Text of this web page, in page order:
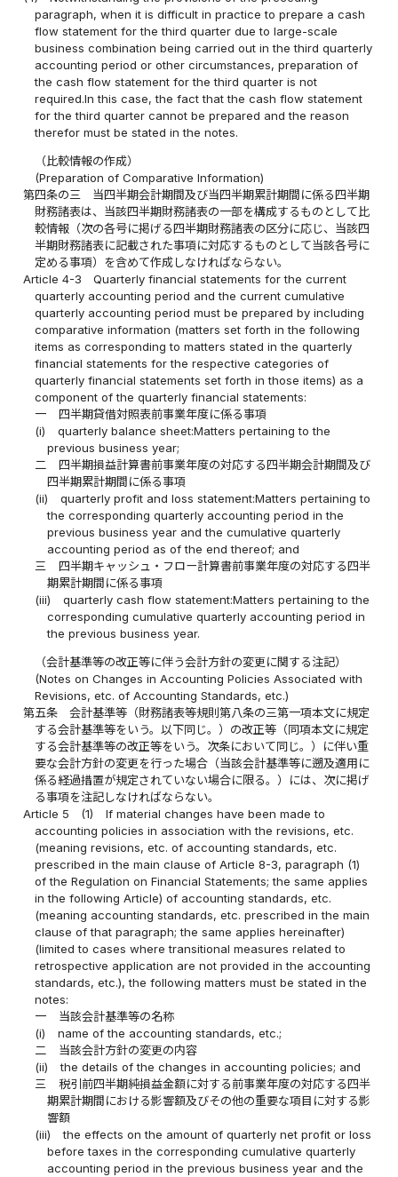
paragraph, when it is difficult in practice to prepare a cash
flow statement for the third quarter due to large-scale
business combination being carried out in the third quarterly
accounting period or other circumstances, preparation of
the cash flow statement for the third quarter is not
required.In this case, the fact that the cash flow statement
for the third quarter cannot be prepared and the reason
therefor must be stated in the notes.
（比較情報の作成）
(Preparation of Comparative Information)
第四条の三
当四半期会計期間及び当四半期累計期間に係る四半期
財務諸表は、当該四半期財務諸表の一部を構成するものとして比
較情報（次の各号に掲げる四半期財務諸表の区分に応じ、当該四
半期財務諸表に記載された事項に対応するものとして当該各号に
定める事項）を含めて作成しなければならない。
Article 4-3
Quarterly financial statements for the current
quarterly accounting period and the current cumulative
quarterly accounting period must be prepared by including
comparative information (matters set forth in the following
items as corresponding to matters stated in the quarterly
financial statements for the respective categories of
quarterly financial statements set forth in those items) as a
component of the quarterly financial statements:
一
四半期貸借対照表前事業年度に係る事項
(i)
quarterly balance sheet:Matters pertaining to the
previous business year;
二
四半期損益計算書前事業年度の対応する四半期会計期間及び
四半期累計期間に係る事項
(ii)
quarterly profit and loss statement:Matters pertaining to
the corresponding quarterly accounting period in the
previous business year and the cumulative quarterly
accounting period as of the end thereof; and
三
四半期キャッシュ・フロー計算書前事業年度の対応する四半
期累計期間に係る事項
(iii)
quarterly cash flow statement:Matters pertaining to the
corresponding cumulative quarterly accounting period in
the previous business year.
（会計基準等の改正等に伴う会計方針の変更に関する注記）
(Notes on Changes in Accounting Policies Associated with
Revisions, etc. of Accounting Standards, etc.)
第五条
会計基準等（財務諸表等規則第八条の三第一項本文に規定
する会計基準等をいう。以下同じ。）の改正等（同項本文に規定
する会計基準等の改正等をいう。次条において同じ。）に伴い重
要な会計方針の変更を行った場合（当該会計基準等に遡及適用に
係る経過措置が規定されていない場合に限る。）には、次に掲げ
る事項を注記しなければならない。
Article 5
(1)
If material changes have been made to
accounting policies in association with the revisions, etc.
(meaning revisions, etc. of accounting standards, etc.
prescribed in the main clause of Article 8-3, paragraph (1)
of the Regulation on Financial Statements; the same applies
in the following Article) of accounting standards, etc.
(meaning accounting standards, etc. prescribed in the main
clause of that paragraph; the same applies hereinafter)
(limited to cases where transitional measures related to
retrospective application are not provided in the accounting
standards, etc.), the following matters must be stated in the
notes:
一
当該会計基準等の名称
(i)
name of the accounting standards, etc.;
二
当該会計方針の変更の内容
(ii)
the details of the changes in accounting policies; and
三
税引前四半期純損益金額に対する前事業年度の対応する四半
期累計期間における影響額及びその他の重要な項目に対する影
響額
(iii)
the effects on the amount of quarterly net profit or loss
before taxes in the corresponding cumulative quarterly
accounting period in the previous business year and the